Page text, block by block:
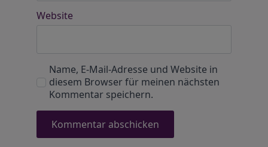
Website
Name, E-Mail-Adresse und Website in
diesem Browser für meinen nächsten
Kommentar speichern.